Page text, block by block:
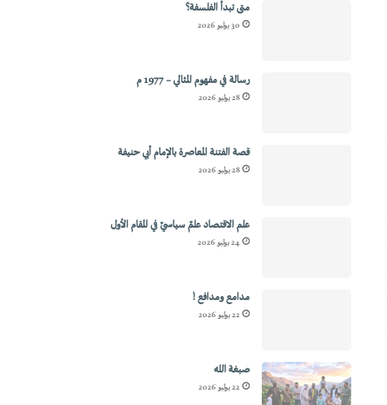
متى تبدأ الفلسفة؟
30 يوليو 2026
رسالة في مفهوم المثالي – 1977 م
28 يوليو 2026
قصة الفتنة المعاصرة بالإمام أبي حنيفة
28 يوليو 2026
علم الاقتصاد علمٌ سياسيٌ في المقام الأول
24 يوليو 2026
مدامع ومدافع !
22 يوليو 2026
صبغة الله
22 يوليو 2026